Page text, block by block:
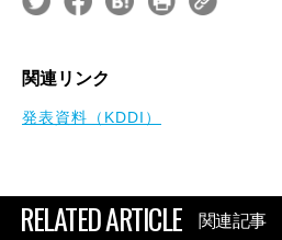
関連リンク
発表資料（KDDI）
RELATED ARTICLE 関連記事